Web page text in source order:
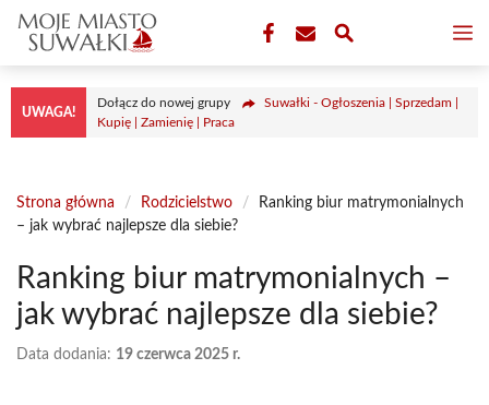
Przejdź
treści
UWAGA!
Dołącz do nowej grupy
Suwałki - Ogłoszenia | Sprzedam |
Kupię | Zamienię | Praca
Strona główna / Rodzicielstwo /
Ranking biur matrymonialnych
– jak wybrać najlepsze dla siebie?
Ranking biur matrymonialnych –
jak wybrać najlepsze dla siebie?
Data dodania: 19 czerwca 2025 r.